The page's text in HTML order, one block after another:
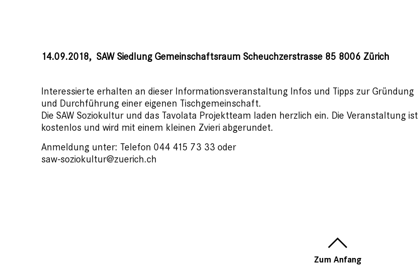
14.09.2018, SAW Siedlung Gemeinschaftsraum Scheuchzerstrasse 85 8006 Zürich
Interessierte erhalten an dieser Informationsveranstaltung Infos und Tipps zur Gründung
und Durchführung einer eigenen Tischgemeinschaft.
Die SAW Soziokultur und das Tavolata Projektteam laden herzlich ein. Die Veranstaltung ist
kostenlos und wird mit einem kleinen Zvieri abgerundet.
Anmeldung unter: Telefon 044 415 73 33 oder
saw-soziokultur@zuerich.ch
Zum Anfang